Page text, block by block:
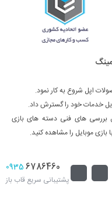
خدمات خود را گسترش داد.
بررسی های فنی دسته های بازی
موبایل را مشاهده کنید.
6786460
0935
پشتیبانی سریع قاب باز